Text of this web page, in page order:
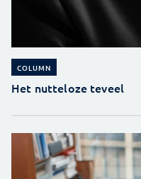
COLUMN
Het nutteloze teveel